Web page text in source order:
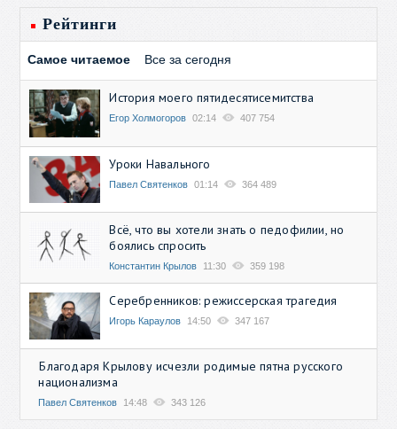
Рейтинги
Самое читаемое Все за сегодня
История моего пятидесятисемитства
Егор Холмогоров 02:14 407 754
Уроки Навального
Павел Святенков 01:14 364 489
Всё, что вы хотели знать о педофилии, но
боялись спросить
Константин Крылов 11:30 359 198
Серебренников: режиссерская трагедия
Игорь Караулов 14:50 347 167
Благодаря Крылову исчезли родимые пятна русского
национализма
Павел Святенков 14:48 343 126